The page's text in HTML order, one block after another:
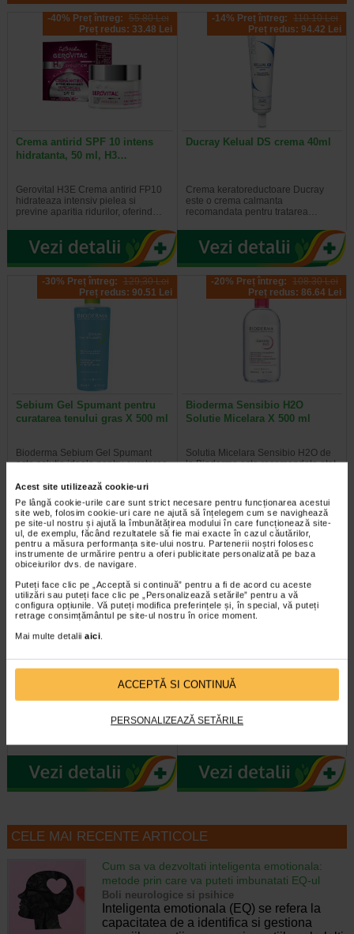
Acest site utilizează cookie-uri
Pe lângă cookie-urile care sunt strict necesare pentru funcționarea acestui
site web, folosim cookie-uri care ne ajută să înțelegem cum se navighează
pe site-ul nostru și ajută la îmbunătățirea modului în care funcționează site-
ul, de exemplu, făcând rezultatele să fie mai exacte în cazul căutărilor,
pentru a măsura performanța site-ului nostru. Partenerii noștri folosesc
instrumente de urmărire pentru a oferi publicitate personalizată pe baza
obiceiurilor dvs. de navigare.
Puteți face clic pe „Acceptă si continuă” pentru a fi de acord cu aceste
utilizări sau puteți face clic pe „Personalizează setările” pentru a vă
configura opțiunile. Vă puteți modifica preferințele și, în special, vă puteți
retrage consimțământul pe site-ul nostru în orice moment.
Mai multe detalii aici.
ACCEPTĂ SI CONTINUĂ
PERSONALIZEAZĂ SETĂRILE
-40% Preț întreg: 55.80 Lei
Preț redus: 33.48 Lei
Crema antirid SPF 10 intens
hidratanta, 50 ml, H3…
Gerovital H3E Crema antirid FP10
hidrateaza intensiv pielea si
previne aparitia ridurilor, oferind…
-14% Preț întreg: 110.10 Lei
Preț redus: 94.42 Lei
Ducray Kelual DS crema 40ml
Crema keratoreductoare Ducray
este o crema calmanta
recomandata pentru tratarea…
-30% Preț întreg: 129,30 Lei
Preț redus: 90.51 Lei
Sebium Gel Spumant pentru
curatarea tenului gras X 500 ml
Bioderma Sebium Gel Spumant
este solutia ideala pentru curatarea
-20% Preț întreg: 108.30 Lei
Preț redus: 86.64 Lei
Bioderma Sensibio H2O
Solutie Micelara X 500 ml
Solutia Micelara Sensibio H2O de
la Bioderma este recomandata atat
-40% Preț întreg: 77.90 Lei
Preț redus: 46.74 Lei
Gerovital H3 Evolution fiole cu
acid hialuronic X 10 fiole
Fiolele cu acid hialuronic Gerovital
H3 Evolution de la Farmec SA au
-40% Preț întreg: 78.20 Lei
Preț redus: 46.92 Lei
GH3 Derma+ Crema antirid si
fermitate, 50 ml, Gerovital
Crema este dezvoltata pentru
intretinerea tenurilor ridate, lipsite
CELE MAI RECENTE ARTICOLE
Cum sa va dezvoltati inteligenta emotionala:
metode prin care va puteti imbunatati EQ-ul
Boli neurologice si psihice
Inteligenta emotionala (EQ) se refera la
capacitatea de a identifica si gestiona